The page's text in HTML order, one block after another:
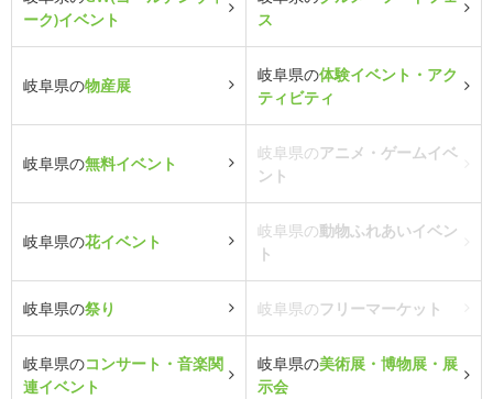
ーク)イベント
ス
岐阜県の物産展
岐阜県の体験イベント・アク
ティビティ
岐阜県の無料イベント
岐阜県のアニメ・ゲームイベ
ント
岐阜県の花イベント
岐阜県の動物ふれあいイベン
ト
岐阜県の祭り 岐阜県のフリーマーケット
岐阜県のコンサート・音楽関
連イベント
岐阜県の美術展・博物展・展
示会